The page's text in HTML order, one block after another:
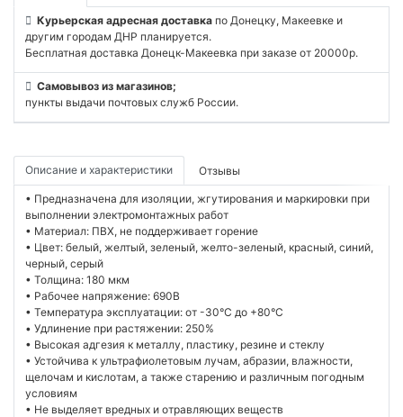
Курьерская адресная доставка по Донецку, Макеевке и
другим городам ДНР планируется.
Бесплатная доставка Донецк-Макеевка при заказе от 20000р.
Самовывоз из магазинов;
пункты выдачи почтовых служб России.
Описание и характеристики Отзывы
• Предназначена для изоляции, жгутирования и маркировки при
выполнении электромонтажных работ
• Материал: ПВХ, не поддерживает горение
• Цвет: белый, желтый, зеленый, желто-зеленый, красный, синий,
черный, серый
• Толщина: 180 мкм
• Рабочее напряжение: 690В
• Температура эксплуатации: от -30°C до +80°C
• Удлинение при растяжении: 250%
• Высокая адгезия к металлу, пластику, резине и стеклу
• Устойчива к ультрафиолетовым лучам, абразии, влажности,
щелочам и кислотам, а также старению и различным погодным
условиям
• Не выделяет вредных и отравляющих веществ